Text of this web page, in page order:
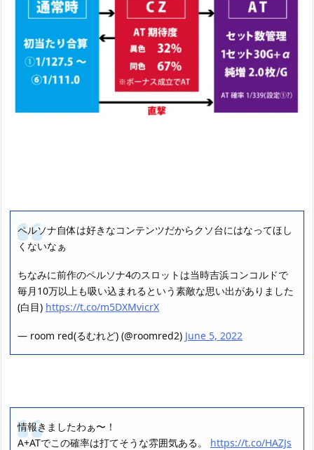
ペルソナ自体は好きなコンテンツだからクソ台にはなってほし
くないなぁ
ちなみに前作のペルソナ4のスロットは当時吉浜コンコルドで
毎月10万以上も吸い込まれるという素敵な思い出がありました
(白目) https://t.co/m5DXMvicrX
— room red(るむれど) (@roomred2) June 5, 2022
情報きましたわぁ〜！
A+ATでこの確率は打てそうな雰囲気ある。 https://t.co/HAZJs